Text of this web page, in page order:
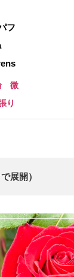
フ
微
り
展開）